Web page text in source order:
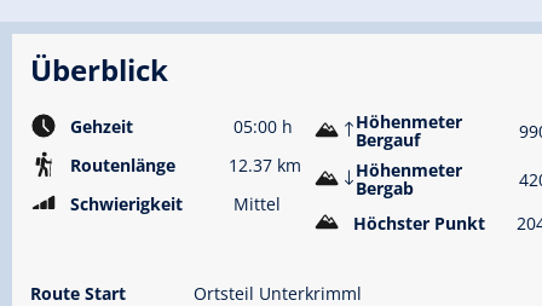
Überblick
Gehzeit
05:00 h
Routenlänge
12.37 km
Schwierigkeit
Mittel
Höhenmeter
Bergauf
Höhenmeter
Bergab
Höchster Punkt
Route Start
Ortsteil Unterkrimml